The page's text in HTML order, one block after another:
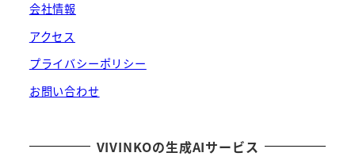
会社情報
アクセス
プライバシーポリシー
お問い合わせ
VIVINKOの生成AIサービス